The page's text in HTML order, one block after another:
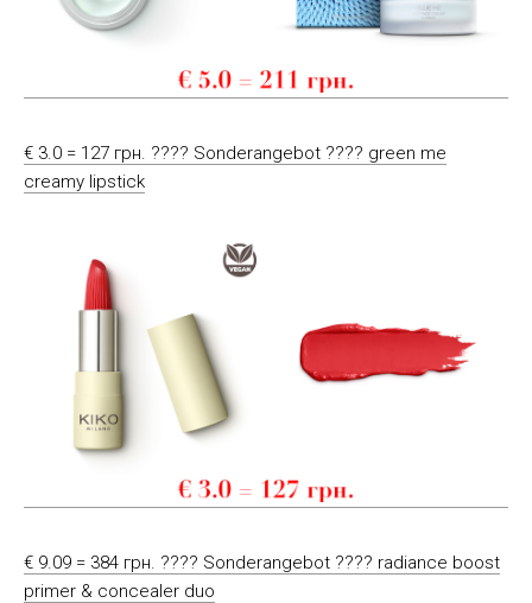
€ 3.0 = 127 грн. ???? Sonderangebot ???? green me
creamy lipstick
€ 9.09 = 384 грн. ???? Sonderangebot ???? radiance boost
primer & concealer duo